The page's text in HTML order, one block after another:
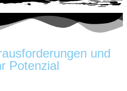
und
Potenzial​